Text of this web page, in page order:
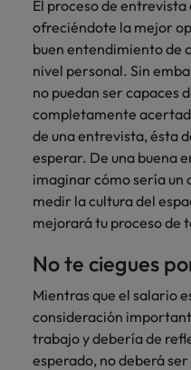
El proceso de entrevista
ofreciéndote la mejor
buen entendimiento de
nivel personal. Sin
no puedan ser capaces
completamente
de una entrevista, ésta
esperar. De una buena
imaginar cómo sería un
medir la cultura del
mejorará tu proceso de
No te ciegues
Mientras que el salario
consideración
trabajo y debería de
esperado, no deberá